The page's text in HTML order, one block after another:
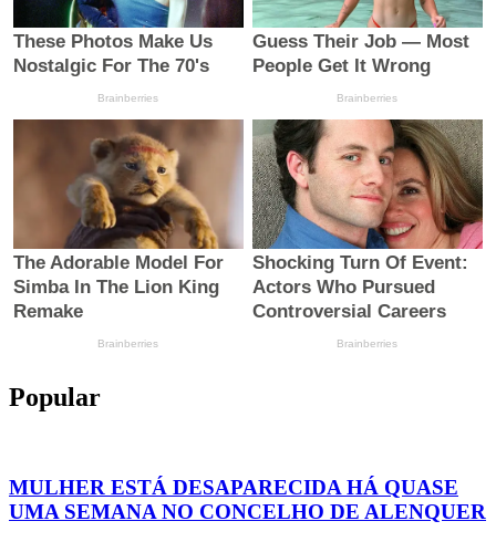
Popular
MULHER ESTÁ DESAPARECIDA HÁ QUASE
UMA SEMANA NO CONCELHO DE ALENQUER